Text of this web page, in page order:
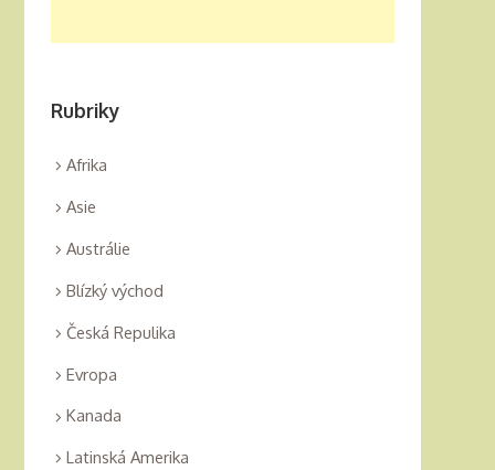
Rubriky
Afrika
Asie
Austrálie
Blízký východ
Česká Repulika
Evropa
Kanada
Latinská Amerika